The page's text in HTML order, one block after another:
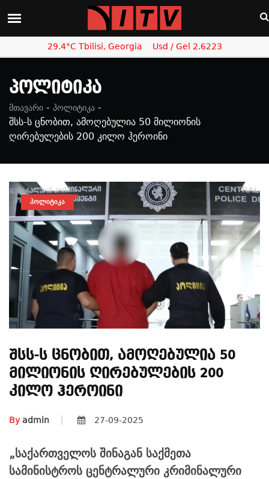
29.4°C Tbilisi, Georgia Usd / Gel 2.6223
Პოლიტიკა
მთავარი - პოლიტიკა -
შსს-ს ცნობით, ამოღებულია 50 მილიონის
ღირებულების 200 კილო ჰეროინი
ᲞᲝᲚᲘᲢᲘᲙᲐ
Შსს-Ს Ცნობით, Ამოღებულია 50
Მილიონის Ღირებულების 200
Კილო Ჰეროინი
Byadmin 27-09-2025
„საქართველოს შინაგან საქმეთა
სამინისტროს ცენტრალური კრიმინალური